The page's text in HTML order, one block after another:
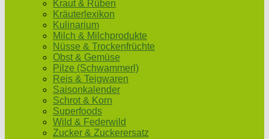
Kraut & Rüben
Kräuterlexikon
Kulinarium
Milch & Milchprodukte
Nüsse & Trockenfrüchte
Obst & Gemüse
Pilze (Schwammerl)
Reis & Teigwaren
Saisonkalender
Schrot & Korn
Superfoods
Wild & Federwild
Zucker & Zuckerersatz